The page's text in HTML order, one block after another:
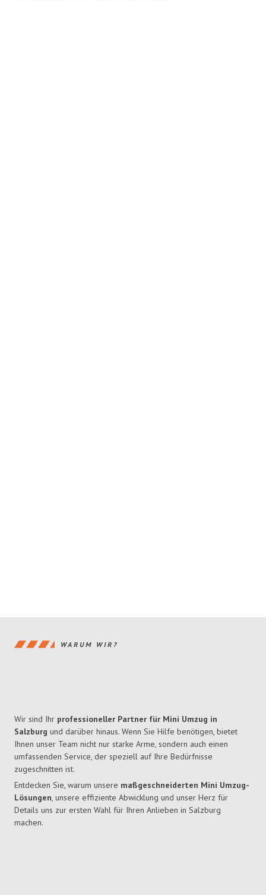
WARUM WIR?
Wir sind Ihr professioneller Partner für Mini Umzug in
Salzburg und darüber hinaus. Wenn Sie Hilfe benötigen, bietet
Ihnen unser Team nicht nur starke Arme, sondern auch einen
umfassenden Service, der speziell auf Ihre Bedürfnisse
zugeschnitten ist.
Entdecken Sie, warum unsere maßgeschneiderten Mini Umzug-
Lösungen, unsere effiziente Abwicklung und unser Herz für
Details uns zur ersten Wahl für Ihren Anlieben in Salzburg
machen.